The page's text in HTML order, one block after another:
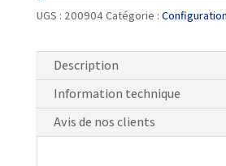
UGS : 200904Catégorie :
Description
Information technique
Avis de nos clients